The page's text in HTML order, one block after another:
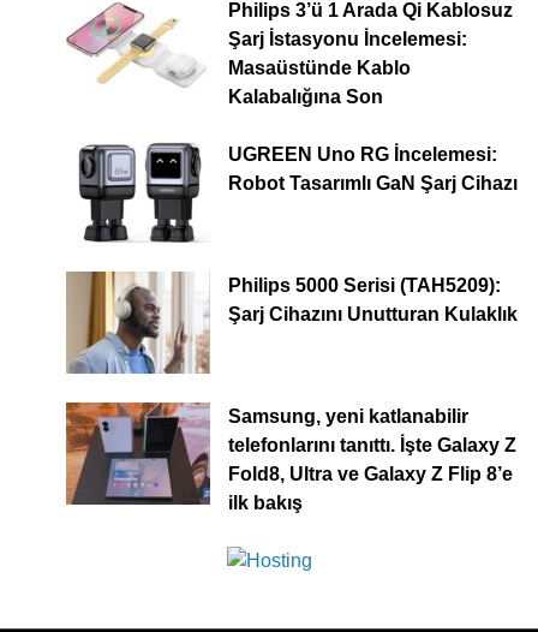
Philips 3’ü 1 Arada Qi Kablosuz
Şarj İstasyonu İncelemesi:
Masaüstünde Kablo
Kalabalığına Son
UGREEN Uno RG İncelemesi:
Robot Tasarımlı GaN Şarj Cihazı
Philips 5000 Serisi (TAH5209):
Şarj Cihazını Unutturan Kulaklık
Samsung, yeni katlanabilir
telefonlarını tanıttı. İşte Galaxy Z
Fold8, Ultra ve Galaxy Z Flip 8’e
ilk bakış